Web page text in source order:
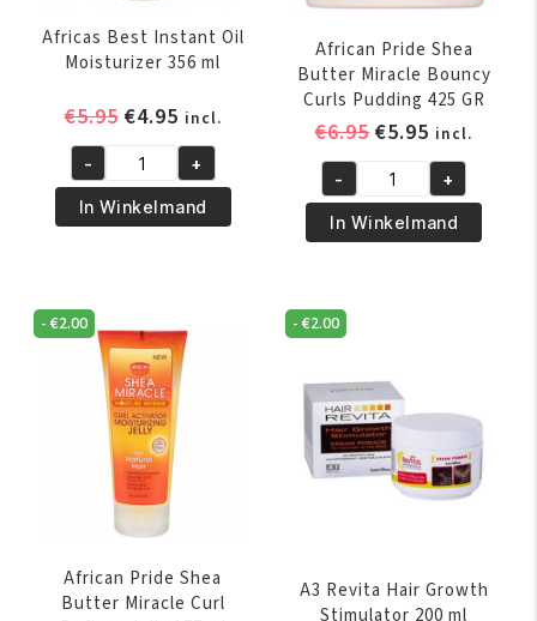
Africas Best Instant Oil
Moisturizer 356 ml
€5.95 Oorspronkelijke
was:
€5.95.
€4.95Huidige
prijs
is:
€4.95.
incl.
Africas
Best
Instant
356
aantal
- +
In Winkelmand
African Pride Shea
Butter Miracle Bouncy
Curls Pudding 425 GR
€6.95
was:
€6.95.
€5.95 Huidige
prijs
is:
€5.95.
incl.
African
Pride
Shea
Miracle
Bouncy
Pudding
425
GR
aantal
- +
In Winkelmand
-€2.00
African Pride Shea
Butter Miracle Curl
-€2.00
A3 Revita Hair Growth
Stimulator 200 ml